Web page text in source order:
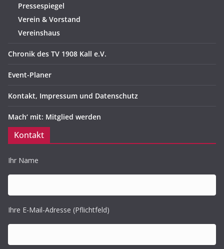
Pressespiegel
Verein & Vorstand
Vereinshaus
Chronik des TV 1908 Kall e.V.
Event-Planer
Kontakt, Impressum und Datenschutz
Mach‘ mit: Mitglied werden
Kontakt
Ihr Name
Ihre E-Mail-Adresse (Pflichtfeld)